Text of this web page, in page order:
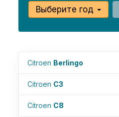
Выберите год
Citroen Berlingo
Citroen C3
Citroen C8